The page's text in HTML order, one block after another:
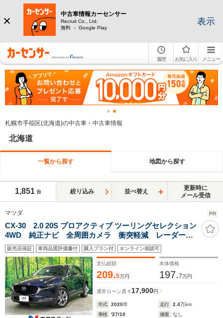
中古車情報カーセンサー
Recruit Co., Ltd.
無料 － Google Play
表示
履歴 お気に入り メニュー
札幌市手稲区(北海道)の中古車・中古車情報
北海道
一覧から探す 地図から探す
1,851 台 絞り込み 並べ替え
更新時に
メール受信
マツダ PR
CX-30 2.0 20S プロアクティブ ツーリングセレクション
4WD 純正ナビ 全周囲カメラ 衝突軽減 レーダーク
ルーズ ブラインドスポット 誤発進抑制機能 クリア
ランスソナー パワーバックドア メモリー機能付パワ
ーシート ステアリングヒーター シートヒーター
販売店保証 車両品質評価書付 購入プラン付 オンライン相談可
支払総額
209.5万円
本体価格
197.7万円
通常ローン 月々17,900円
年式 2020年 走行 2.4万km
車検
'27/10 修復
なし